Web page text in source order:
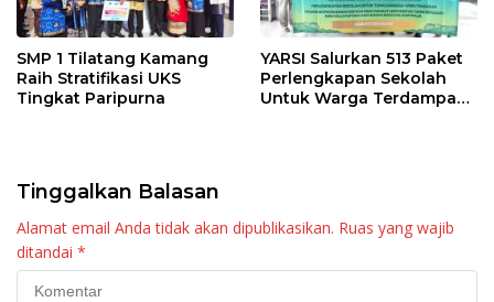
SMP 1 Tilatang Kamang
Raih Stratifikasi UKS
Tingkat Paripurna
YARSI Salurkan 513 Paket
Perlengkapan Sekolah
Untuk Warga Terdampak
Tinggalkan Balasan
Alamat email Anda tidak akan dipublikasikan. Ruas yang wajib
ditandai *